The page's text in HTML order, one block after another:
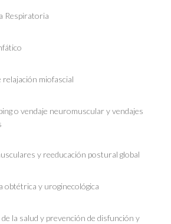
Respiratoria
relajación miofascial
o vendaje neuromuscular y vendajes
y reeducación postural global
obtétrica y uroginecológica
la salud y prevención de disfunción y